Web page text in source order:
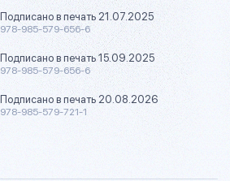
Подписано в печать 21.07.2025
978-985-579-656-6
Подписано в печать 15.09.2025
978-985-579-656-6
Подписано в печать 20.08.2026
978-985-579-721-1